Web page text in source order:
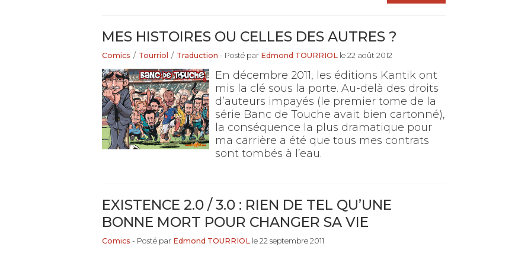
MES HISTOIRES OU CELLES DES AUTRES ?
Comics / Tourriol / Traduction - Posté par Edmond TOURRIOL le 22 août 2012
En décembre 2011, les éditions Kantik ont
mis la clé sous la porte. Au-delà des droits
d’auteurs impayés (le premier tome de la
série Banc de Touche avait bien cartonné),
la conséquence la plus dramatique pour
ma carrière a été que tous mes contrats
sont tombés à l’eau.
EXISTENCE 2.0 / 3.0 : RIEN DE TEL QU’UNE
BONNE MORT POUR CHANGER SA VIE
Comics - Posté par Edmond TOURRIOL le 22 septembre 2011